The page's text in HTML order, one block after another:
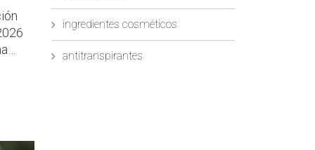
ingredientes cosméticos
antitranspirantes